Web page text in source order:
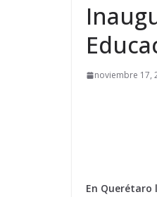
noviembre 17,
En